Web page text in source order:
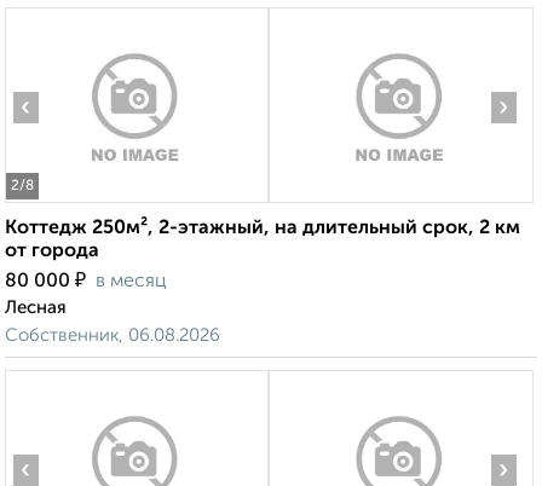
2/8
‹ ›
Коттедж 250м², 2-этажный, на длительный срок, 2 км
от города
80 000 ₽ в месяц
Лесная
Собственник, 06.08.2026
‹ ›